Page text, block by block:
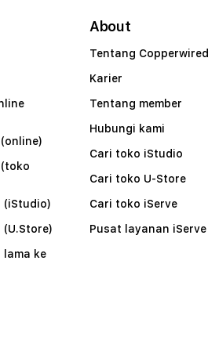
lama ke
About
Tentang Copperwired
Karier
Tentang member
Hubungi kami
Cari toko iStudio
Cari toko U-Store
Cari toko iServe
Pusat layanan iServe